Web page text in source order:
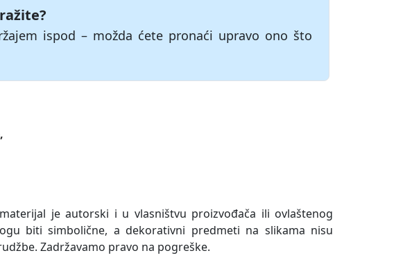
ispod – možda ćete pronaći upravo ono što
je autorski i u vlasništvu proizvođača ili ovlaštenog
biti simbolične, a dekorativni predmeti na slikama nisu
Zadržavamo pravo na pogreške.